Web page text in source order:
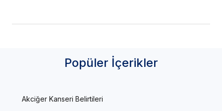
Popüler İçerikler
Akciğer Kanseri Belirtileri